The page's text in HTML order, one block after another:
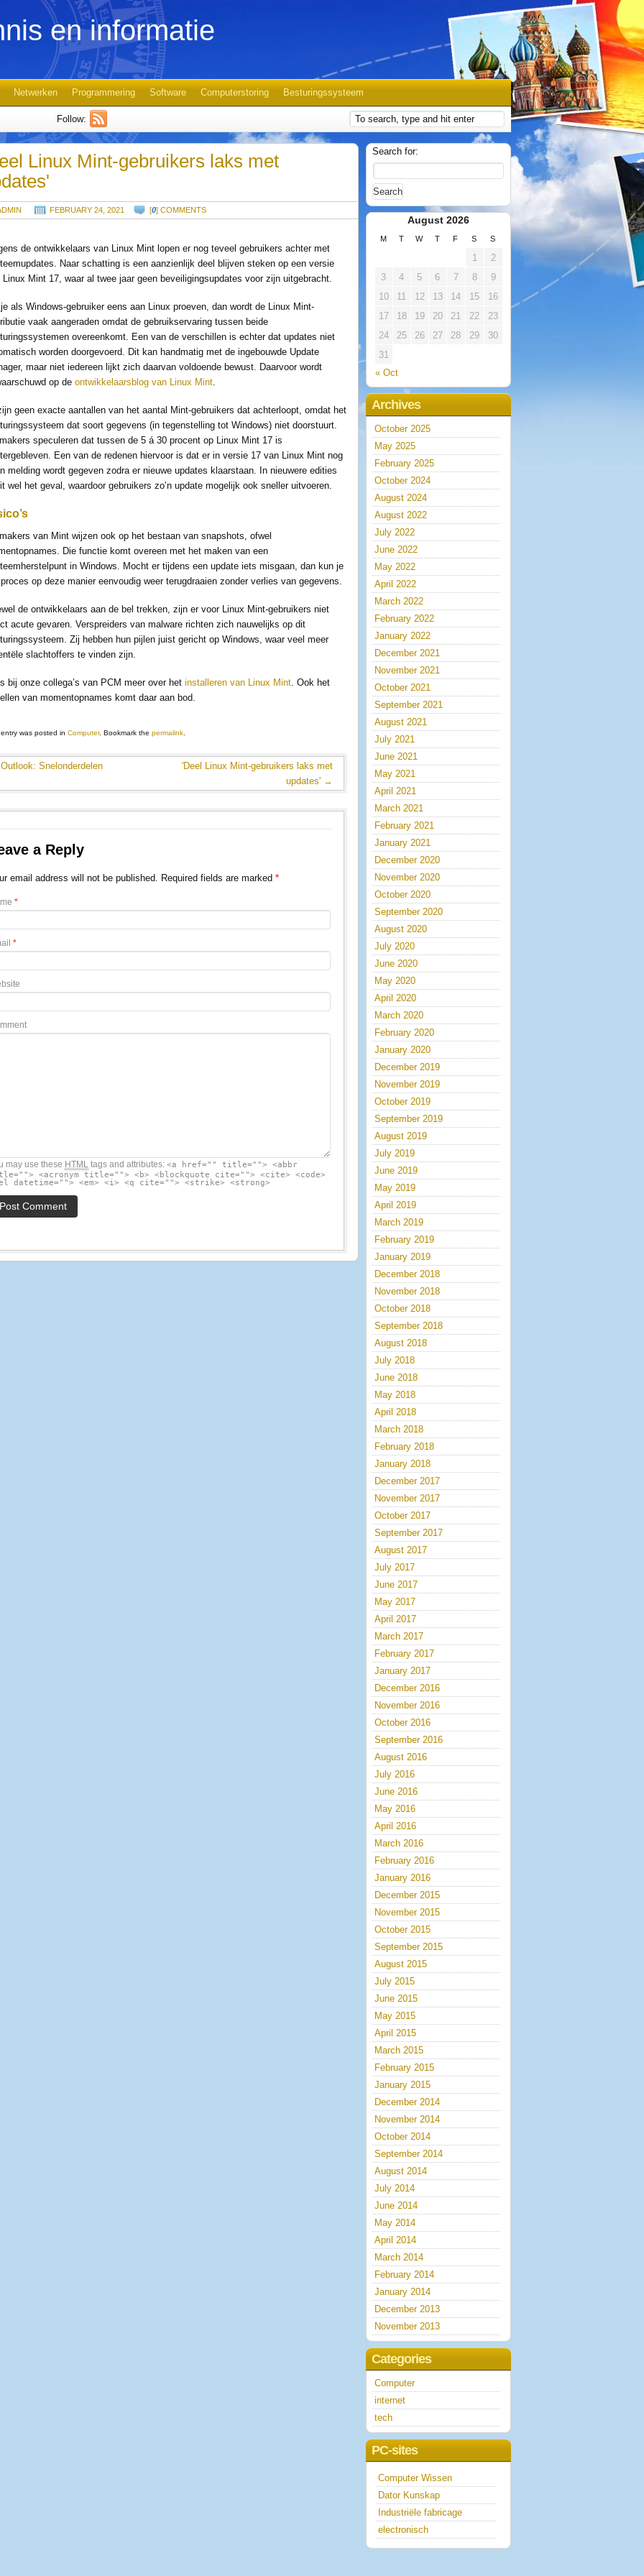
en informatie
Netwerken Programmering Software Computerstoring Besturingssysteem
Follow:
Linux Mint-gebruikers laks met
FEBRUARY 24, 2021 [0] COMMENTS
de ontwikkelaars van Linux Mint lopen er nog teveel gebruikers achter met
Naar schatting is een aanzienlijk deel blijven steken op een versie
Linux Mint 17, waar al twee jaar geen beveiligingsupdates voor zijn uitgebracht.
als Windows-gebruiker eens aan Linux proeven, dan wordt de Linux Mint-
vaak aangeraden omdat de gebruikservaring tussen beide
overeenkomt. Een van de verschillen is echter dat updates niet
worden doorgevoerd. Dit kan handmatig met de ingebouwde Update
maar niet iedereen lijkt zich daarvan voldoende bewust. Daarvoor wordt
op deontwikkelaarsblog van Linux Mint.
geen exacte aantallen van het aantal Mint-gebruikers dat achterloopt, omdat het
dat soort gegevens (in tegenstelling tot Windows) niet doorstuurt.
speculeren dat tussen de 5 á 30 procent op Linux Mint 17 is
Een van de redenen hiervoor is dat er in versie 17 van Linux Mint nog
melding wordt gegeven zodra er nieuwe updates klaarstaan. In nieuwere edities
wel het geval, waardoor gebruikers zo’n update mogelijk ook sneller uitvoeren.
van Mint wijzen ook op het bestaan van snapshots, ofwel
Die functie komt overeen met het maken van een
in Windows. Mocht er tijdens een update iets misgaan, dan kun je
op deze manier eenvoudig weer terugdraaien zonder verlies van gegevens.
de ontwikkelaars aan de bel trekken, zijn er voor Linux Mint-gebruikers niet
acute gevaren. Verspreiders van malware richten zich nauwelijks op dit
Zij hebben hun pijlen juist gericht op Windows, waar veel meer
slachtoffers te vinden zijn.
bij onze collega’s van PCM meer over hetinstalleren van Linux Mint. Ook het
van momentopnames komt daar aan bod.
entry was posted inComputer. Bookmark thepermalink
Outlook: Snelonderdelen
'Deel Linux Mint-gebruikers laks met
updates' →
a Reply
email address will not be published. Required fields are marked*
*
*
may use these HTML tags and attributes:<a href="" title=""> <abbr
<acronym title=""> <b> <blockquote cite=""> <cite> <code>
datetime=""> <em> <i> <q cite=""> <strike> <strong>
Search for:
August 2026
M T W T F S S
« Oct
1
2
3
4 5 6 7 8
9
10
11 12 13 14 15
16
17
18 19 20 21 22
23
24
25 26 27 28 29
30
31
Archives
October 2025
May 2025
February 2025
October 2024
August 2024
August 2022
July 2022
June 2022
May 2022
April 2022
March 2022
February 2022
January 2022
December 2021
November 2021
October 2021
September 2021
August 2021
July 2021
June 2021
May 2021
April 2021
March 2021
February 2021
January 2021
December 2020
November 2020
October 2020
September 2020
August 2020
July 2020
June 2020
May 2020
April 2020
March 2020
February 2020
January 2020
December 2019
November 2019
October 2019
September 2019
August 2019
July 2019
June 2019
May 2019
April 2019
March 2019
February 2019
January 2019
December 2018
November 2018
October 2018
September 2018
August 2018
July 2018
June 2018
May 2018
April 2018
March 2018
February 2018
January 2018
December 2017
November 2017
October 2017
September 2017
August 2017
July 2017
June 2017
May 2017
April 2017
March 2017
February 2017
January 2017
December 2016
November 2016
October 2016
September 2016
August 2016
July 2016
June 2016
May 2016
April 2016
March 2016
February 2016
January 2016
December 2015
November 2015
October 2015
September 2015
August 2015
July 2015
June 2015
May 2015
April 2015
March 2015
February 2015
January 2015
December 2014
November 2014
October 2014
September 2014
August 2014
July 2014
June 2014
May 2014
April 2014
March 2014
February 2014
January 2014
December 2013
November 2013
Categories
Computer
internet
tech
PC-sites
Computer Wissen
Dator Kunskap
Industriële fabricage
electronisch